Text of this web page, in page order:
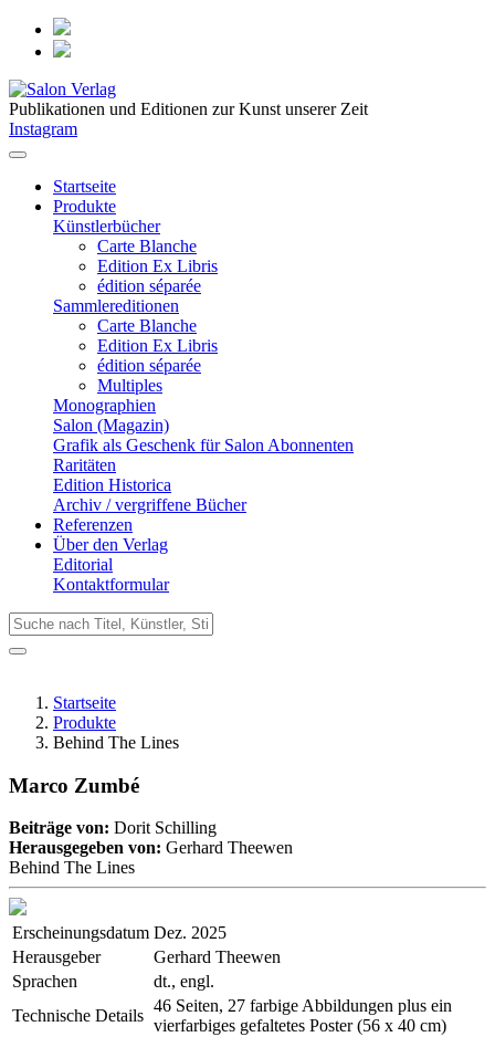
Publikationen und Editionen zur Kunst unserer Zeit
Instagram
Startseite
Produkte
Künstlerbücher
Carte Blanche
Edition Ex Libris
édition séparée
Sammlereditionen
Carte Blanche
Edition Ex Libris
édition séparée
Multiples
Monographien
Salon (Magazin)
Grafik als Geschenk für Salon Abonnenten
Raritäten
Edition Historica
Archiv / vergriffene Bücher
Referenzen
Über den Verlag
Editorial
Kontaktformular
Startseite
Produkte
Behind The Lines
Marco Zumbé
Beiträge von: Dorit Schilling
Herausgegeben von: Gerhard Theewen
Behind The Lines
Erscheinungsdatum Dez. 2025
Herausgeber
Gerhard Theewen
Sprachen
dt., engl.
Technische Details
46 Seiten, 27 farbige Abbildungen plus ein
vierfarbiges gefaltetes Poster (56 x 40 cm)